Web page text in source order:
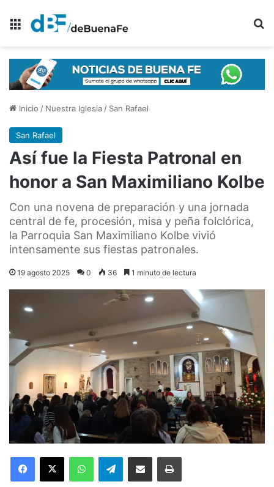
Menú
Inicio / Nuestra Iglesia/ San Rafael
San Rafael
Así fue la Fiesta Patronal en
honor a San Maximiliano Kolbe
Con una novena de preparación y una jornada
central de fe, procesión, misa y peña folclórica,
la Parroquia San Maximiliano Kolbe vivió
intensamente sus fiestas patronales.
19 agosto 2025 0 36 1 minuto de lectura
Telegram